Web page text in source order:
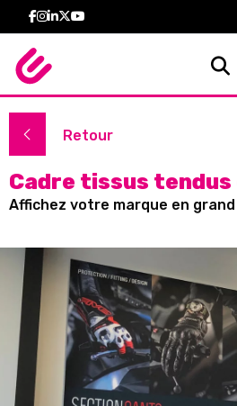
Retour
Cadre tissus
Affichez votre marque en grand